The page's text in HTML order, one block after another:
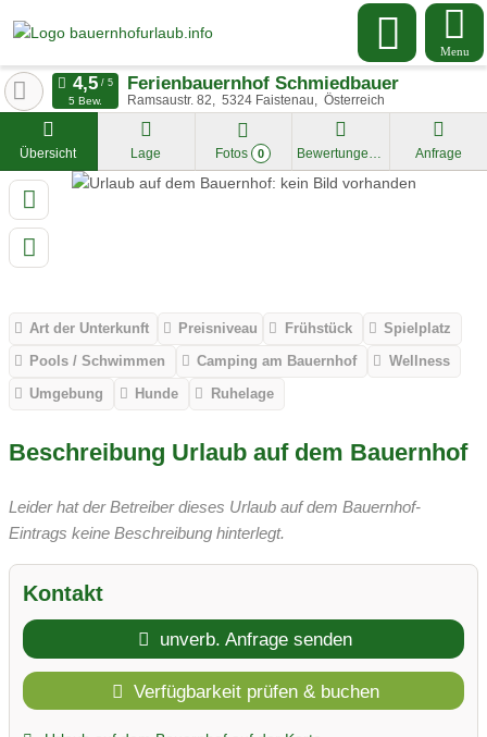
Menu
Ferienbauernhof Schmiedbauer
Ramsaustr. 82 5324 Faistenau Österreich
5 Bew.
Übersicht Lage Fotos 0 Bewertungen Anfrage
Art der Unterkunft Preisniveau Frühstück
Spielplatz
Pools / Schwimmen
Camping am Bauernhof
Wellness
Umgebung
Hunde Ruhelage
Beschreibung Urlaub auf dem Bauernhof
Leider hat der Betreiber dieses Urlaub auf dem Bauernhof-
Eintrags keine Beschreibung hinterlegt.
Kontakt
unverb. Anfrage senden
Verfügbarkeit prüfen & buchen